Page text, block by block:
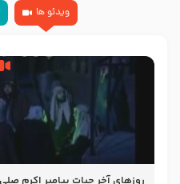
ویدئو ها
روزهای آخر حیات پیامبر اکرم